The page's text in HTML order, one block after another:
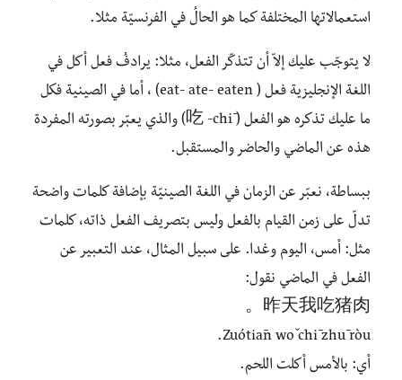
استعمالاتها المختلفة كما هو الحالُ في الفرنسيّة مثلا.
لا يتوجّب عليك إلاّ أن تتذكّر الفعل، مثلا: يرادفُ فعل أكل في
اللغة الإنجليزية فعل ( eat- ate- eaten) ، أما في الصينية فكل
ما عليك تذكره هو الفعل ( 吃 -chī) والذي يعبّر بصورته المفردة
هذه عن الماضي والحاضر والمستقبل.
ببساطة، نعبّر عن الزمان في اللغة الصينيّة بإضافة كلمات واضحة
تدلّ على زمن القيام بالفعل وليس بتصريف الفعل ذاته، كلمات
مثل: أمس، اليوم وغدا. على سبيل المثال، عند التعبير عن
الفعل في الماضي نقول:
昨天我吃猪肉。
Zuótiān wǒ chī zhū ròu.
أي: بالأمس أكلت اللحم.